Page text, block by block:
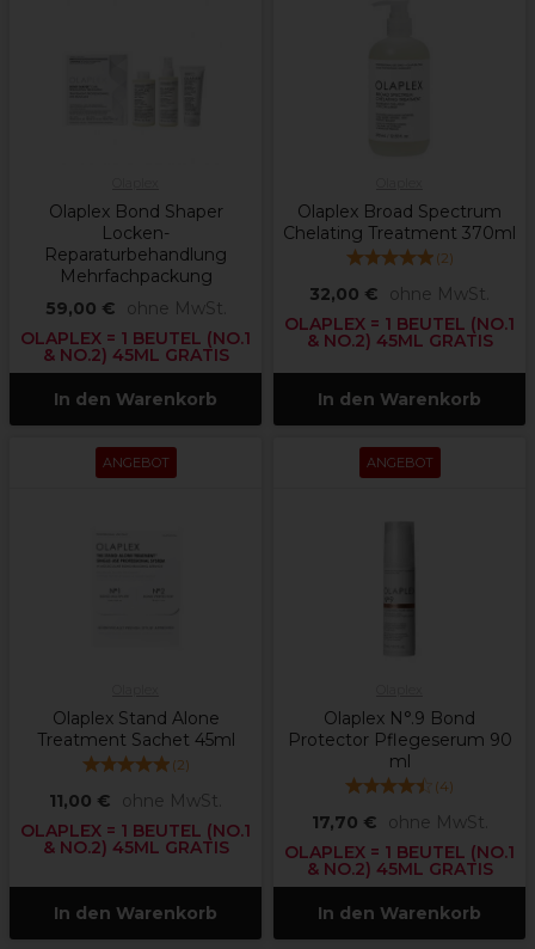
Olaplex Bond Shaper
Locken-
Reparaturbehandlung
Mehrfachpackung
59,00 €
ohne MwSt.
OLAPLEX = 1 BEUTEL (NO.1
& NO.2) 45ML GRATIS
In den Warenkorb
Olaplex Broad Spectrum
Chelating Treatment 370ml
(2)
32,00 €
ohne MwSt.
OLAPLEX = 1 BEUTEL (NO.1
& NO.2) 45ML GRATIS
In den Warenkorb
ANGEBOT
Olaplex Stand Alone
Treatment Sachet 45ml
(2)
11,00 €
ohne MwSt.
OLAPLEX = 1 BEUTEL (NO.1
& NO.2) 45ML GRATIS
In den Warenkorb
ANGEBOT
Olaplex N°.9 Bond
Protector Pflegeserum 90
ml
(4)
17,70 €
ohne MwSt.
OLAPLEX = 1 BEUTEL (NO.1
& NO.2) 45ML GRATIS
In den Warenkorb